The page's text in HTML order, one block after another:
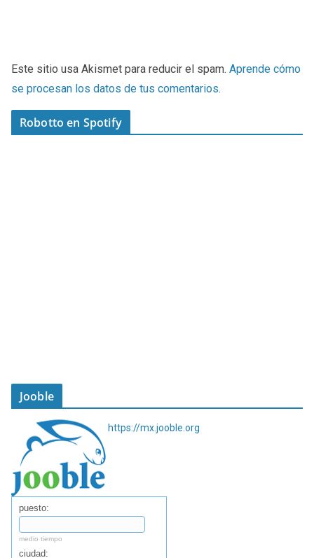
Este sitio usa Akismet para reducir el spam. Aprende cómo
se procesan los datos de tus comentarios.
Robotto en Spotify
Jooble
https://mx.jooble.org
puesto:
medio tiempo
ciudad: